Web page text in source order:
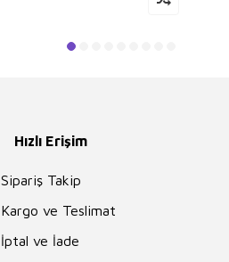
Hızlı Erişim
Sipariş Takip
Kargo ve Teslimat
İptal ve İade